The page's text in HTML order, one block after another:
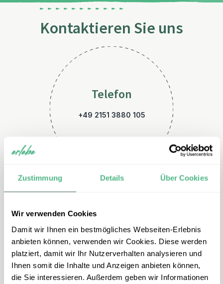
Zustimmung Details Über Cookies
Wir verwenden Cookies
Damit wir Ihnen ein bestmögliches Webseiten-Erlebnis
anbieten können, verwenden wir Cookies. Diese werden
platziert, damit wir Ihr Nutzerverhalten analysieren und
Ihnen somit die Inhalte und Anzeigen anbieten können,
die Sie interessieren. Außerdem geben wir Informationen
Kontaktieren Sie uns
Telefon
+49 2151 3880 105
E-Mail
malaysia@erlebe.de